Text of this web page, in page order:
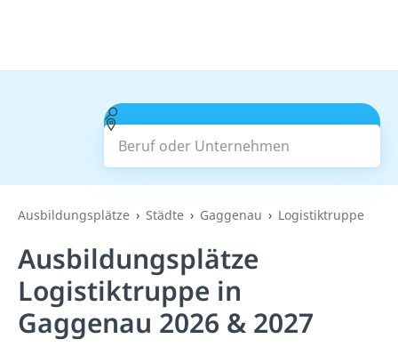
Beruf oder Unternehmen
Suchen
Ausbildungsplätze Städte Gaggenau Logistiktruppe
Ausbildungsplätze
Logistiktruppe in
Gaggenau 2026 & 2027